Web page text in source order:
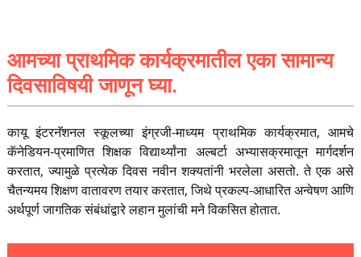
आमच्या प्राथमिक कार्यक्रमातील एका सामान्य
दिवसाविषयी जाणून घ्या.
कायू इंटरनॅशनल स्कूलच्या इंग्रजी-माध्यम प्राथमिक कार्यक्रमात, आमचे
कॅनेडियन-प्रमाणित शिक्षक विद्यार्थ्यांना अल्बर्टा अभ्यासक्रमातून मार्गदर्शन
करतात, ज्यामुळे प्रत्येक दिवस नवीन शक्यतांनी भरलेला असतो. ते एक असे
चैतन्यमय शिक्षण वातावरण तयार करतात, जिथे प्रकल्प-आधारित अन्वेषण आणि
अर्थपूर्ण जागतिक संबंधांद्वारे लहान मुलांची मने विकसित होतात.